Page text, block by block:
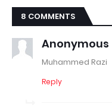
8 COMMENTS
Anonymous
Muhammed Razi
Reply